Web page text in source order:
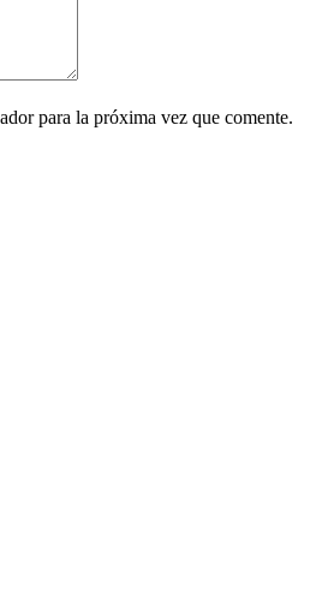
para la próxima vez que comente.